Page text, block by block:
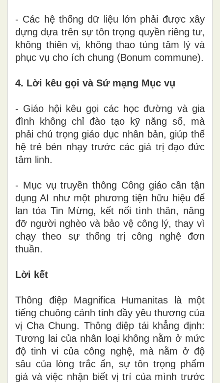
- Các hệ thống dữ liệu lớn phải được xây
dựng dựa trên sự tôn trọng quyền riêng tư,
không thiên vị, không thao túng tâm lý và
phục vụ cho ích chung (Bonum commune).
4. Lời kêu gọi và Sứ mạng Mục vụ
- Giáo hội kêu gọi các học đường và gia
đình không chỉ đào tạo kỹ năng số, mà
phải chú trọng giáo dục nhân bản, giúp thế
hệ trẻ bén nhạy trước các giá trị đạo đức
tâm linh.
- Mục vụ truyền thông Công giáo cần tận
dụng AI như một phương tiện hữu hiệu để
lan tỏa Tin Mừng, kết nối tình thân, nâng
đỡ người nghèo và bảo vệ công lý, thay vì
chạy theo sự thống trị công nghệ đơn
thuần.
Lời kết
Thông điệp Magnifica Humanitas là một
tiếng chuông cảnh tỉnh đầy yêu thương của
vị Cha Chung. Thông điệp tái khẳng định:
Tương lai của nhân loại không nằm ở mức
độ tinh vi của công nghệ, mà nằm ở độ
sâu của lòng trắc ẩn, sự tôn trọng phẩm
giá và việc nhận biết vị trí của mình trước